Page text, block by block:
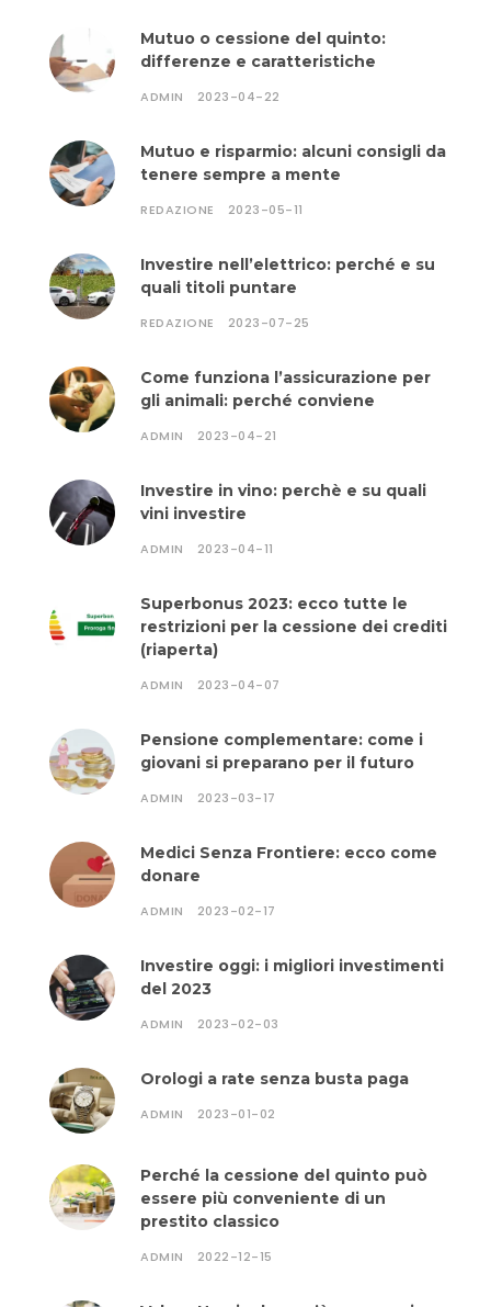
Mutuo o cessione del quinto:
differenze e caratteristiche
ADMIN 2023-04-22
Mutuo e risparmio: alcuni consigli da
tenere sempre a mente
REDAZIONE 2023-05-11
Investire nell’elettrico: perché e su
quali titoli puntare
REDAZIONE 2023-07-25
Come funziona l’assicurazione per
gli animali: perché conviene
ADMIN 2023-04-21
Investire in vino: perchè e su quali
vini investire
ADMIN 2023-04-11
Superbonus 2023: ecco tutte le
restrizioni per la cessione dei crediti
(riaperta)
ADMIN 2023-04-07
Pensione complementare: come i
giovani si preparano per il futuro
ADMIN 2023-03-17
Medici Senza Frontiere: ecco come
donare
ADMIN 2023-02-17
Investire oggi: i migliori investimenti
del 2023
ADMIN 2023-02-03
Orologi a rate senza busta paga
ADMIN 2023-01-02
Perché la cessione del quinto può
essere più conveniente di un
prestito classico
ADMIN 2022-12-15